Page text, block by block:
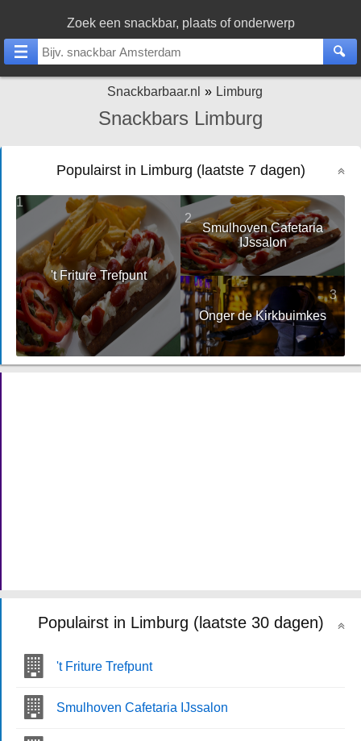
Zoek een snackbar, plaats of onderwerp
Snackbarbaar.nl Limburg
Snackbars Limburg
Populairst in Limburg (laatste 7 dagen)
1
't Friture Trefpunt
2
Smulhoven Cafetaria
IJssalon
3
Onger de Kirkbuimkes
Populairst in Limburg (laatste 30 dagen)
't Friture Trefpunt
Smulhoven Cafetaria IJssalon